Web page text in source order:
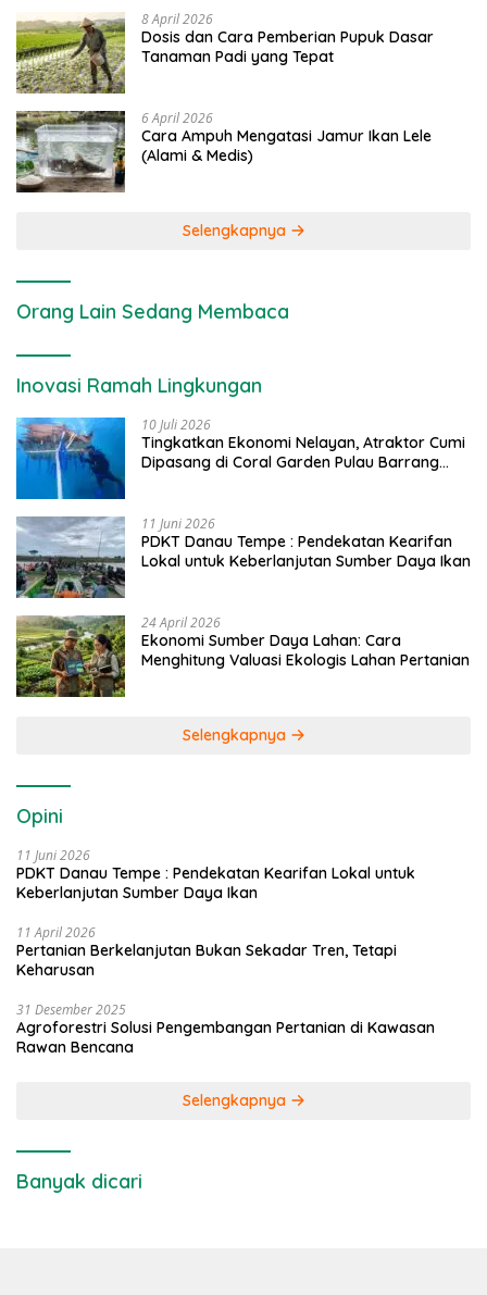
8 April 2026
Dosis dan Cara Pemberian Pupuk Dasar
Tanaman Padi yang Tepat
6 April 2026
Cara Ampuh Mengatasi Jamur Ikan Lele
(Alami & Medis)
Selengkapnya
Orang Lain Sedang Membaca
Inovasi Ramah Lingkungan
10 Juli 2026
Tingkatkan Ekonomi Nelayan, Atraktor Cumi
Dipasang di Coral Garden Pulau Barrang
11 Juni 2026
PDKT Danau Tempe : Pendekatan Kearifan
Lokal untuk Keberlanjutan Sumber Daya Ikan
24 April 2026
Ekonomi Sumber Daya Lahan: Cara
Menghitung Valuasi Ekologis Lahan Pertanian
Selengkapnya
Opini
11 Juni 2026
PDKT Danau Tempe : Pendekatan Kearifan Lokal untuk
Keberlanjutan Sumber Daya Ikan
11 April 2026
Pertanian Berkelanjutan Bukan Sekadar Tren, Tetapi
Keharusan
31 Desember 2025
Agroforestri Solusi Pengembangan Pertanian di Kawasan
Rawan Bencana
Selengkapnya
Banyak dicari